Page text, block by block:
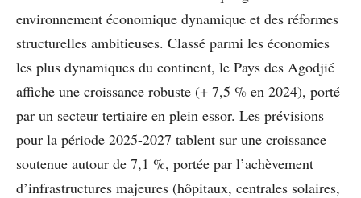
environnement économique dynamique et des réformes
structurelles ambitieuses. Classé parmi les économies
les plus dynamiques du continent, le Pays des Agodjié
affiche une croissance robuste (+ 7,5 % en 2024), porté
par un secteur tertiaire en plein essor. Les prévisions
pour la période 2025-2027 tablent sur une croissance
soutenue autour de 7,1 %, portée par l’achèvement
d’infrastructures majeures (hôpitaux, centrales solaires,